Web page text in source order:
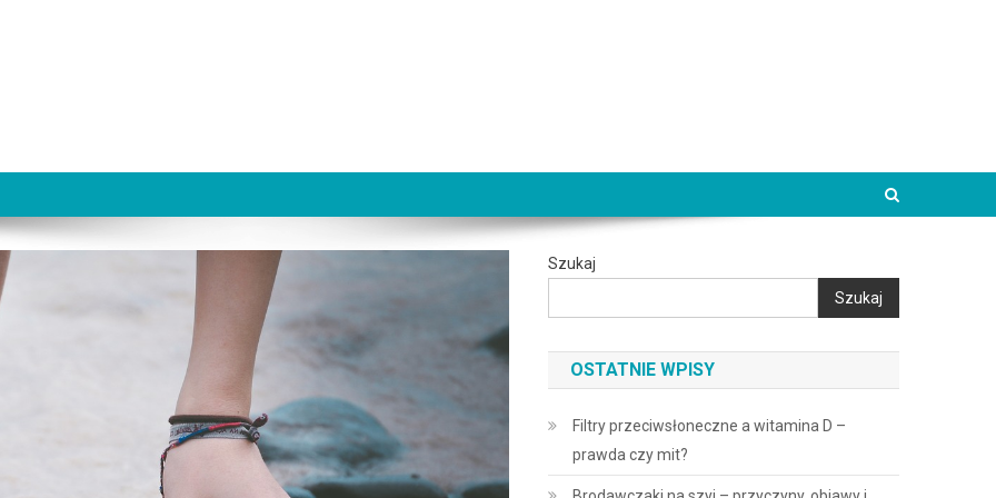
Szukaj
Szukaj
OSTATNIE WPISY
Filtry przeciwsłoneczne a witamina D –
prawda czy mit?